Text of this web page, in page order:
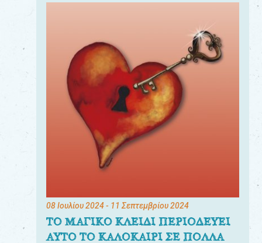
08 Ιουλίου 2024- 11 Σεπτεμβρίου 2024
ΤΟ ΜΑΓΙΚΟ ΚΛΕΙΔΙ ΠΕΡΙΟΔΕΥΕΙ
ΑΥΤΟ ΤΟ ΚΑΛΟΚΑΙΡΙ ΣΕ ΠΟΛΛΑ